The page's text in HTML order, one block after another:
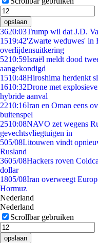
opslaan
3620:03Trump wil dat J.D.
1519:42'Zwarte weduwes' in
overlijdensuitkering
5210:59Israël meldt dood
aangekondigd
1510:48Hiroshima herdenkt
1610:32Drone met
hybride aanval
2210:16Iran en Oman eens
buitenspel
2510:08NAVO zet wegens
gevechtsvliegtuigen in
505/08Litouwen vindt
Rusland
3605/08Hackers roven
dollar
1805/08Iran overweegt
Hormuz
Nederland
Nederland
Scrollbar gebruiken
opslaan